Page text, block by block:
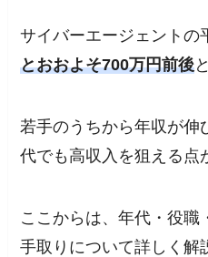
サイバーエージェントの
とおおよそ700万円前後
若手のうちから年収が伸
代でも高収入を狙える点
ここからは、年代・役職
手取りについて詳しく解